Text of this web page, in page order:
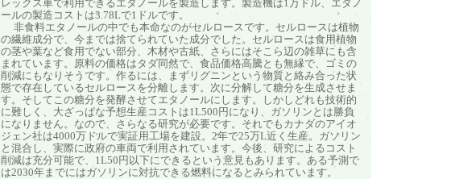
レックス車で利用できるエタノールを製造します。製造機は1万ドル、エタノ
ールの製造コストは3.78Lで1ドルです。
非食料エタノールの中でも本命なのがセルロースです。セルロースは植物
の繊維成分で、今までは捨てられていた成分でした。セルロースは食用植物
の茎や葉など食用でない部分、木材や古紙、さらにはそこら辺の雑草にも含
まれています。原料の価格はタダ同然で、食品価格高騰とも無縁で、ゴミの
削減にもなりそうです。作るには、まずリグニンという物質と絡み合った状
態で存在しているセルロースを分離します。次に分解して糖分を生成させま
す。そしてこの糖分を発酵させてエタノールにします。しかしどれも技術的
に難しく、大ざっぱな予想生産コストは1L500円になり、ガソリンとは勝負
になりません。なので、さらなる研究が必要です。それでもカナダのアイオ
ジェン社は4000万ドルで実証用工場を建設。2年で25万L近く生産。ガソリン
と混合し、実際に政府の車両で利用されています。今後、研究によるコスト
削減は充分可能で、1L50円以下にできるという意見もあります。ある予測で
は2030年までにはガソリンに対抗できる燃料になるとみられています。